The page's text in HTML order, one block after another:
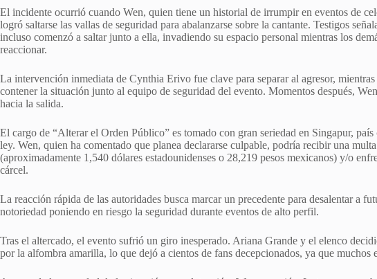
El incidente ocurrió cuando Wen, quien tiene un historial de irrumpir en eventos de
logró saltarse las vallas de seguridad para abalanzarse sobre la cantante. Testigos
incluso comenzó a saltar junto a ella, invadiendo su espacio personal mientras los
reaccionar.
La intervención inmediata de Cynthia Erivo fue clave para separar al agresor,
contener la situación junto al equipo de seguridad del evento. Momentos después,
hacia la salida.
El cargo de “Alterar el Orden Público” es tomado con gran seriedad en Singapur,
ley. Wen, quien ha comentado que planea declararse culpable, podría recibir una
(aproximadamente 1,540 dólares estadounidenses o 28,219 pesos mexicanos) y/o
cárcel.
La reacción rápida de las autoridades busca marcar un precedente para desalentar a
notoriedad poniendo en riesgo la seguridad durante eventos de alto perfil.
Tras el altercado, el evento sufrió un giro inesperado. Ariana Grande y el elenco
por la alfombra amarilla, lo que dejó a cientos de fans decepcionados, ya que muchos